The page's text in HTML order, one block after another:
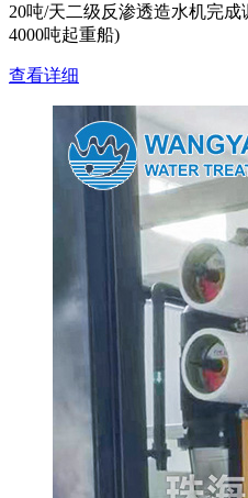
20吨/天二级反渗透造水机完成
4000吨起重船)
查看详细